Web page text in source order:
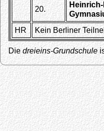
20.
HR Kein Berliner
Diedreieins-Grundschule